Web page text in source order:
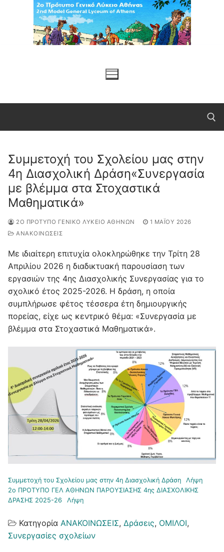
Μετάβαση
περιεχόμενο
Αναζήτηση για:
Συμμετοχή του Σχολείου μας στην
4η Διασχολική Δράση«Συνεργασία
με βλέμμα στα Στοχαστικά
Μαθηματικά»
2Ο ΠΡΌΤΥΠΟ ΓΕΝΙΚΌ ΛΎΚΕΙΟ ΑΘΗΝΏΝ
1 ΜΑΪ́ΟΥ 2026
ΑΝΑΚΟΙΝΩΣΕΙΣ
Με ιδιαίτερη επιτυχία ολοκληρώθηκε την Τρίτη 28
Απριλίου 2026 η διαδικτυακή παρουσίαση των
εργασιών της 4ης Διασχολικής Συνεργασίας για το
σχολικό έτος 2025-2026. Η δράση, η οποία
συμπλήρωσε φέτος τέσσερα έτη δημιουργικής
πορείας, είχε ως κεντρικό θέμα: «Συνεργασία με
βλέμμα στα Στοχαστικά Μαθηματικά».
Συμμετοχή του Σχολείου μας στην 4η Διασχολική Δράση
Λήψη
2ο ΠΡΟΤΥΠΟ ΓΕΛ ΑΘΗΝΩΝ ΠΑΡΟΥΣΙΑΣΗΣ 4ης ΔΙΑΣΧΟΛΙΚΗΣ
ΔΡΑΣΗΣ 2025-26
Λήψη
Κατηγορία ΑΝΑΚΟΙΝΩΣΕΙΣ, Δράσεις, ΟΜΙΛΟΙ,
Συνεργασίες σχολείων